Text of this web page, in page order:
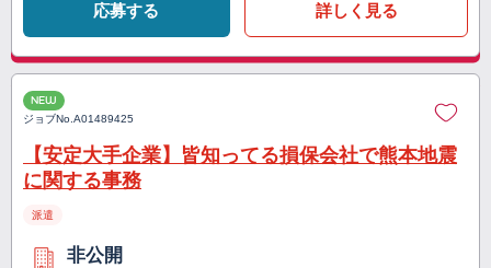
応募する 詳しく見る
NEW
ジョブNo.A01489425
【安定大手企業】皆知ってる損保会社で熊本地震
に関する事務
派遣
非公開